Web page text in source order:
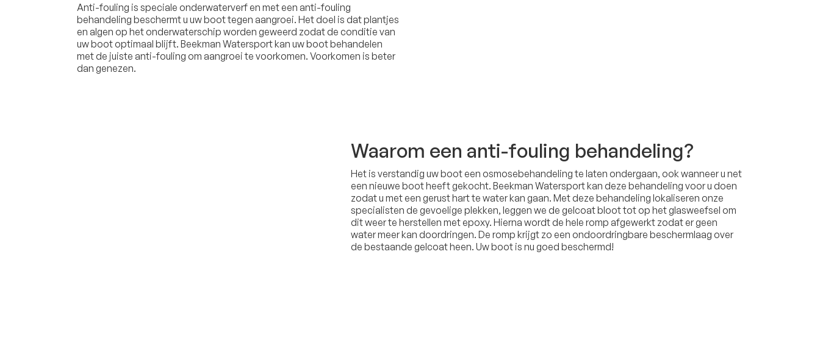
Anti-fouling is speciale onderwaterverf en met een anti-fouling
behandeling beschermt u uw boot tegen aangroei. Het doel is dat plantjes
en algen op het onderwaterschip worden geweerd zodat de conditie van
uw boot optimaal blijft. Beekman Watersport kan uw boot behandelen
met de juiste anti-fouling om aangroei te voorkomen. Voorkomen is beter
dan genezen.
Waarom een anti-fouling behandeling?
Het is verstandig uw boot een osmosebehandeling te laten ondergaan, ook wanneer u net
een nieuwe boot heeft gekocht. Beekman Watersport kan deze behandeling voor u doen
zodat u met een gerust hart te water kan gaan. Met deze behandeling lokaliseren onze
specialisten de gevoelige plekken, leggen we de gelcoat bloot tot op het glasweefsel om
dit weer te herstellen met epoxy. Hierna wordt de hele romp afgewerkt zodat er geen
water meer kan doordringen. De romp krijgt zo een ondoordringbare beschermlaag over
de bestaande gelcoat heen. Uw boot is nu goed beschermd!